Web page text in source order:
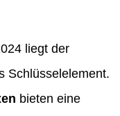
liegt der
Schlüsselelement.
bieten eine